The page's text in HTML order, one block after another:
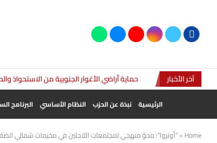
آخر الأخبار حماية أراضي الأغوار الجنوبية من الاستحواذ
الرئيسية نبذة عن الحزب النظام الأساسي البرنامج
Home
»“أونروا”: محوٌ منهجي لمجتمعات اللاجئين في مخيمات شمالي